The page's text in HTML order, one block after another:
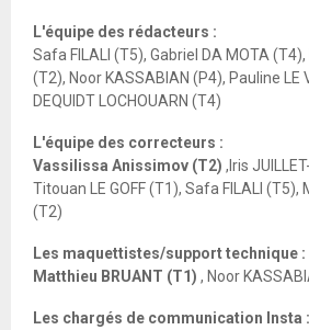
L'équipe des rédacteurs :
Safa FILALI (T5), Gabriel DA MOTA
(T2), Noor KASSABIAN (P4), Pauline LE
DEQUIDT LOCHOUARN (T4)
L'équipe des correcteurs :
Vassilissa Anissimov (T2) ,Iris
Titouan LE GOFF (T1), Safa FILALI (T5),
(T2)
Les maquettistes/support technique :
Matthieu BRUANT (T1) , Noor
Les chargés de communication Insta :